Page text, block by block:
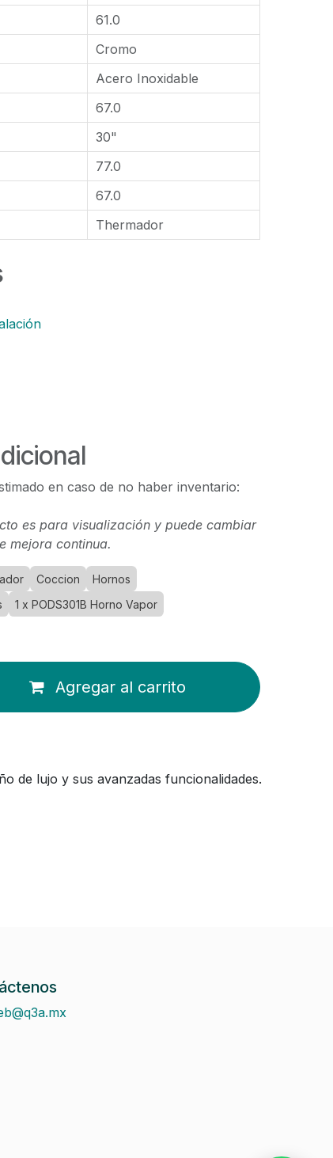
61.0
Cromo
Acero Inoxidable
67.0
30"
77.0
67.0
Thermador
en caso de no haber inventario:
es para visualización y puede cambiar
mejora continua.
Coccion
Hornos
1 x PODS301B Horno Vapor
Agregar al carrito
de lujo y sus avanzadas funcionalidades.